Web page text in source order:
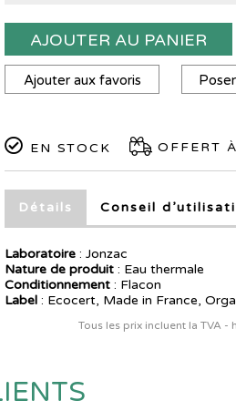
AJOUTER AU PANIER
Ajouter aux favoris
EN STOCK OFFERT
Détails Conseil
Laboratoire : Jonzac
Nature de produit : Eau thermale
Conditionnement : Flacon
Label : Ecocert, Made in France,
Tous les prix incluent la TVA -